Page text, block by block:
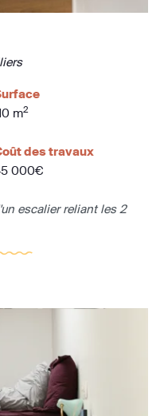
m2
des travaux
000€
escalier reliant les 2